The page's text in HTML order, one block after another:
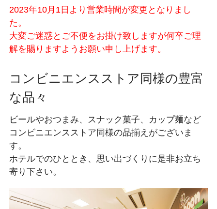
2023年10月1日より営業時間が変更となりまし
た。
大変ご迷惑とご不便をお掛け致しますが何卒ご理
解を賜りますようお願い申し上げます。
コンビニエンスストア同様の豊富
な品々
ビールやおつまみ、スナック菓子、カップ麺など
コンビニエンスストア同様の品揃えがございま
す。
ホテルでのひととき、思い出づくりに是非お立ち
寄り下さい。